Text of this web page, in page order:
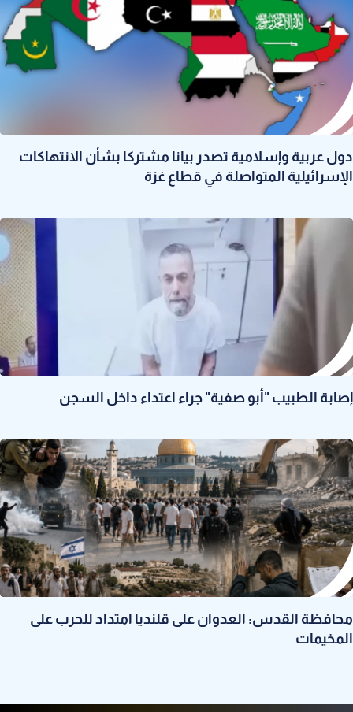
دول عربية وإسلامية تصدر بيانا مشتركا بشأن الانتهاكات
الإسرائيلية المتواصلة في قطاع غزة
إصابة الطبيب "أبو صفية" جراء اعتداء داخل السجن
محافظة القدس: العدوان على قلنديا امتداد للحرب على
المخيمات